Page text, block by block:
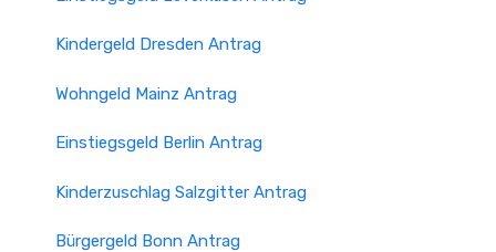
Kindergeld Dresden Antrag
Wohngeld Mainz Antrag
Einstiegsgeld Berlin Antrag
Kinderzuschlag Salzgitter Antrag
Bürgergeld Bonn Antrag